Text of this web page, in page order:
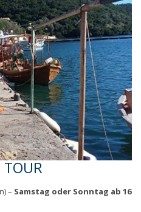
TOUR
– Samstag oder Sonntag ab 16